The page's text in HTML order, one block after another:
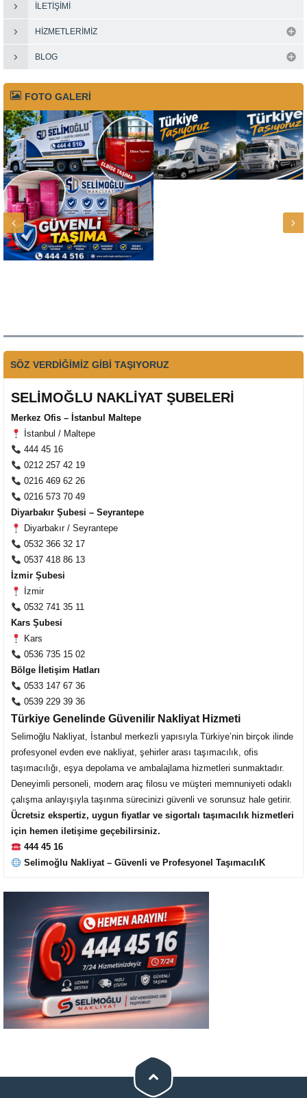
İLETIŞIMI
HIZMETLERIMIZ
BLOG
FOTO GALERİ
SÖZ VERDİĞİMİZ GİBİ TAŞIYORUZ
SELİMOĞLU NAKLİYAT ŞUBELERİ
Merkez Ofis – İstanbul Maltepe
İstanbul / Maltepe
444 45 16
0212 257 42 19
0216 469 62 26
0216 573 70 49
Diyarbakır Şubesi – Seyrantepe
Diyarbakır / Seyrantepe
0532 366 32 17
0537 418 86 13
İzmir Şubesi
İzmir
0532 741 35 11
Kars Şubesi
Kars
0536 735 15 02
Bölge İletişim Hatları
0533 147 67 36
0539 229 39 36
Türkiye Genelinde Güvenilir Nakliyat Hizmeti
Selimoğlu Nakliyat, İstanbul merkezli yapısıyla Türkiye’nin birçok ilinde
profesyonel evden eve nakliyat, şehirler arası taşımacılık, ofis
taşımacılığı, eşya depolama ve ambalajlama hizmetleri sunmaktadır.
Deneyimli personeli, modern araç filosu ve müşteri memnuniyeti odaklı
çalışma anlayışıyla taşınma sürecinizi güvenli ve sorunsuz hale getirir.
Ücretsiz ekspertiz, uygun fiyatlar ve sigortalı taşımacılık hizmetleri
için hemen iletişime geçebilirsiniz.
444 45 16
Selimoğlu Nakliyat – Güvenli ve Profesyonel TaşımacılıK
Cevap Yaz